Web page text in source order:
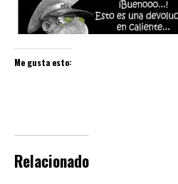
Me gusta esto:
Relacionado